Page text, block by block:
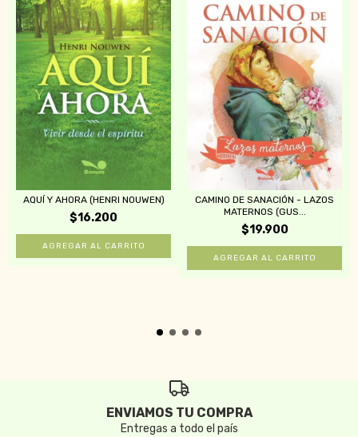
AQUÍ Y AHORA (HENRI NOUWEN)
$16.200
CAMINO DE SANACIÓN - LAZOS
MATERNOS (GUS...
$19.900
ENVIAMOS TU COMPRA
Entregas a todo el país